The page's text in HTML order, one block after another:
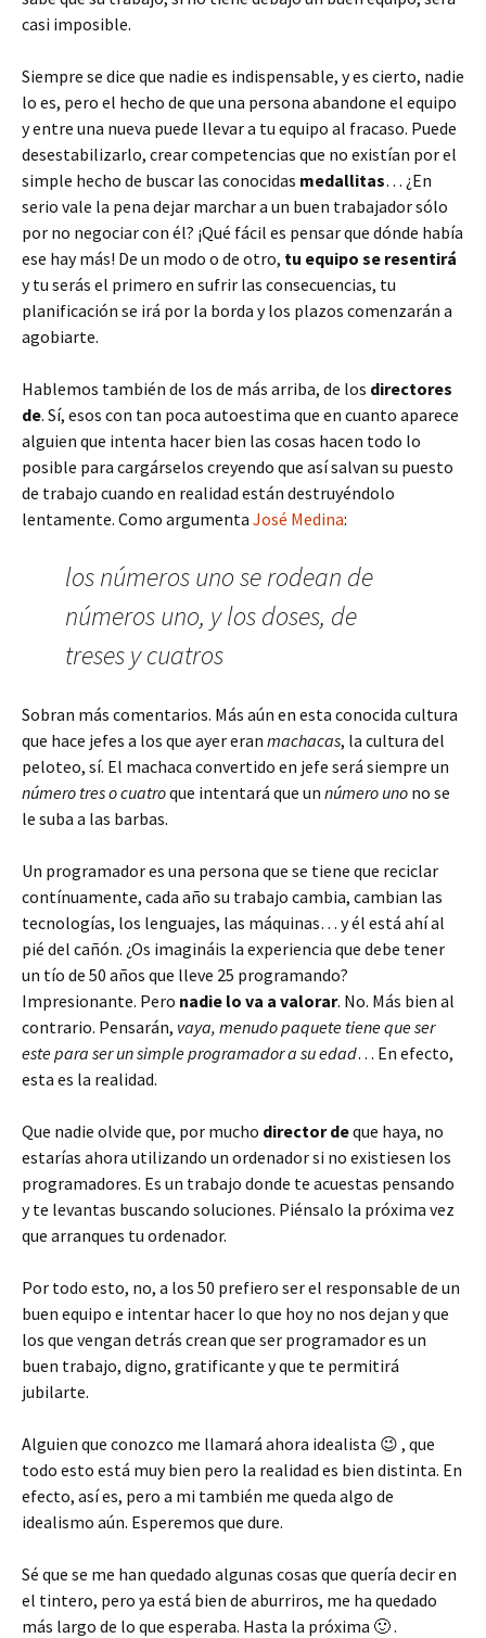
casi imposible.
Siempre se dice que nadie es indispensable, y es cierto, nadie
lo es, pero el hecho de que una persona abandone el equipo
y entre una nueva puede llevar a tu equipo al fracaso. Puede
desestabilizarlo, crear competencias que no existían por el
simple hecho de buscar las conocidas medallitas… ¿En
serio vale la pena dejar marchar a un buen trabajador sólo
por no negociar con él? ¡Qué fácil es pensar que dónde había
ese hay más! De un modo o de otro, tu equipo se resentirá
y tu serás el primero en sufrir las consecuencias, tu
planificación se irá por la borda y los plazos comenzarán a
agobiarte.
Hablemos también de los de más arriba, de los directores
de. Sí, esos con tan poca autoestima que en cuanto aparece
alguien que intenta hacer bien las cosas hacen todo lo
posible para cargárselos creyendo que así salvan su puesto
de trabajo cuando en realidad están destruyéndolo
lentamente. Como argumenta José Medina:
los números uno se rodean de
números uno, y los doses, de
treses y cuatros
Sobran más comentarios. Más aún en esta conocida cultura
que hace jefes a los que ayer eran machacas, la cultura del
peloteo, sí. El machaca convertido en jefe será siempre un
número tres o cuatroque intentará que un número uno no se
le suba a las barbas.
Un programador es una persona que se tiene que reciclar
contínuamente, cada año su trabajo cambia, cambian las
tecnologías, los lenguajes, las máquinas… y él está ahí al
pié del cañón. ¿Os imagináis la experiencia que debe tener
un tío de 50 años que lleve 25 programando?
Impresionante. Pero nadie lo va a valorar. No. Más bien al
contrario. Pensarán, vaya, menudo paquete tiene que ser
este para ser un simple programador a su edad… En efecto,
esta es la realidad.
Que nadie olvide que, por mucho director deque haya, no
estarías ahora utilizando un ordenador si no existiesen los
programadores. Es un trabajo donde te acuestas pensando
y te levantas buscando soluciones. Piénsalo la próxima vez
que arranques tu ordenador.
Por todo esto, no, a los 50 prefiero ser el responsable de un
buen equipo e intentar hacer lo que hoy no nos dejan y que
los que vengan detrás crean que ser programador es un
buen trabajo, digno, gratificante y que te permitirá
jubilarte.
Alguien que conozco me llamará ahora idealista 😉 , que
todo esto está muy bien pero la realidad es bien distinta. En
efecto, así es, pero a mi también me queda algo de
idealismo aún. Esperemos que dure.
Sé que se me han quedado algunas cosas que quería decir en
el tintero, pero ya está bien de aburriros, me ha quedado
más largo de lo que esperaba. Hasta la próxima 🙂 .